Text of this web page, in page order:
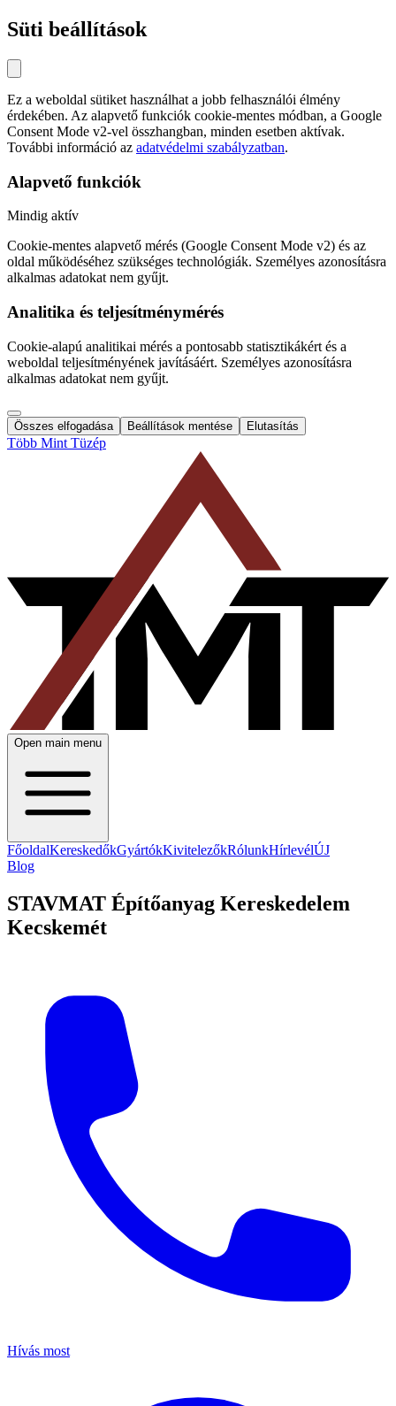
Süti beállítások
Ez a weboldal sütiket használhat a jobb felhasználói élmény
érdekében. Az alapvető funkciók cookie-mentes módban, a Google
Consent Mode v2-vel összhangban, minden esetben aktívak.
További információ az adatvédelmi szabályzatban.
Alapvető funkciók
Mindig aktív
Cookie-mentes alapvető mérés (Google Consent Mode v2) és az
oldal működéséhez szükséges technológiák. Személyes azonosításra
alkalmas adatokat nem gyűjt.
Analitika és teljesítménymérés
Cookie-alapú analitikai mérés a pontosabb statisztikákért és a
weboldal teljesítményének javításáért. Személyes azonosításra
alkalmas adatokat nem gyűjt.
Összes elfogadása Beállítások mentése Elutasítás
Több Mint Tüzép
Open main menu
FőoldalKereskedőkGyártókKivitelezőkRólunkHírlevélÚJ
Blog
STAVMAT Építőanyag Kereskedelem
Kecskemét
Hívás most